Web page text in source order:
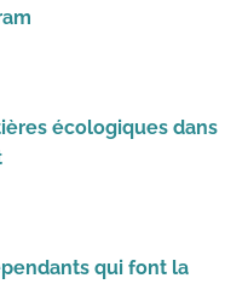
écologiques dans
qui font la